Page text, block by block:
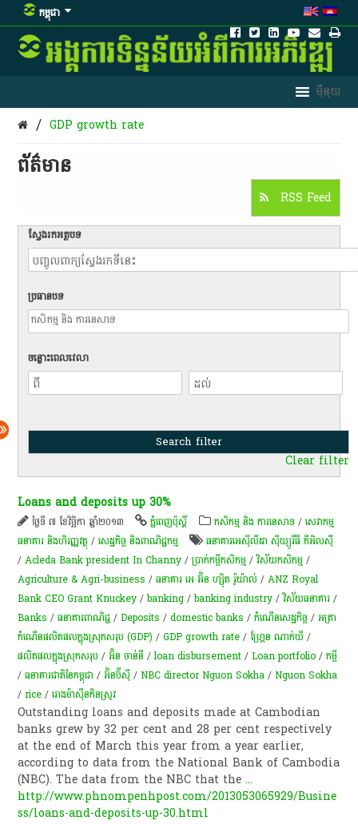
កម្ពុជា
/ GDP growth rate
ព័ត៌មាន​
RSS Feed
ស្វែងរកអត្ថបទ
ប្រធានបទ
ចន្លោះពេលវេលា
Clear filter
Loans and deposits up 30%
ថ្ងៃទី ៧ ខែវិច្ឆិកា ឆ្នាំ២០១៣ ភ្នំពេញប៉ុស្តិ៍ កសិកម្ម​ និង​ ការ​នេ​សាទ​ /សេវាកម្ម
ធនាគារ និងហិរញ្ញវត្ថុ /សេដ្ឋកិច្ច និងពាណិជ្ជកម្ម
ធនាគារអេស៊ីលីដា ស៊ីឃ្យួរឹធី ភីអិលស៊ី
/Acleda Bank president In Channy /ប្រាក់កម្ចីកសិកម្ម /វិស័យកសិកម្ម /
Agriculture & Agri-business /ធនាគារ អេ អ៊ិន ហ្ស៊ិត រ៉ូយ៉ាល់ /ANZ Royal
Bank CEO Grant Knuckey /banking /banking industry /វិស័យ​ធនាគារ​ /
Banks /ធនាគារ​ពាណិជ្ជ /Deposits /domestic banks /កំណើន​សេដ្ឋកិច្ច /អត្រា​
កំណើន​ផលិតផល​ក្នុង​ស្រុក​សរុប​ (GDP)​ /GDP growth rate /ហ្គ្រែន ណាក់ឃី /
ផលិតផលក្នុងស្រុកសរុប /អ៊ិន ចាន់នី /loan disbursement /Loan portfolio /កម្ចី​
/ធនាគារជាតិនៃកម្ពុជា /អ៊ិនប៊ីស៊ី /NBC director Nguon Sokha /Nguon Sokha
/rice /​រោង​ម៉ាស៊ីន​កិនស្រូវ
Outstanding loans and deposits made at Cambodian
banks grew by 32 per cent and 28 per cent respectively
at the end of March this year from a year earlier,
according to data from the National Bank of Cambodia
(NBC). The data from the NBC that the...
http://www.phnompenhpost.com/2013053065929/Busine
ss/loans-and-deposits-up-30.html